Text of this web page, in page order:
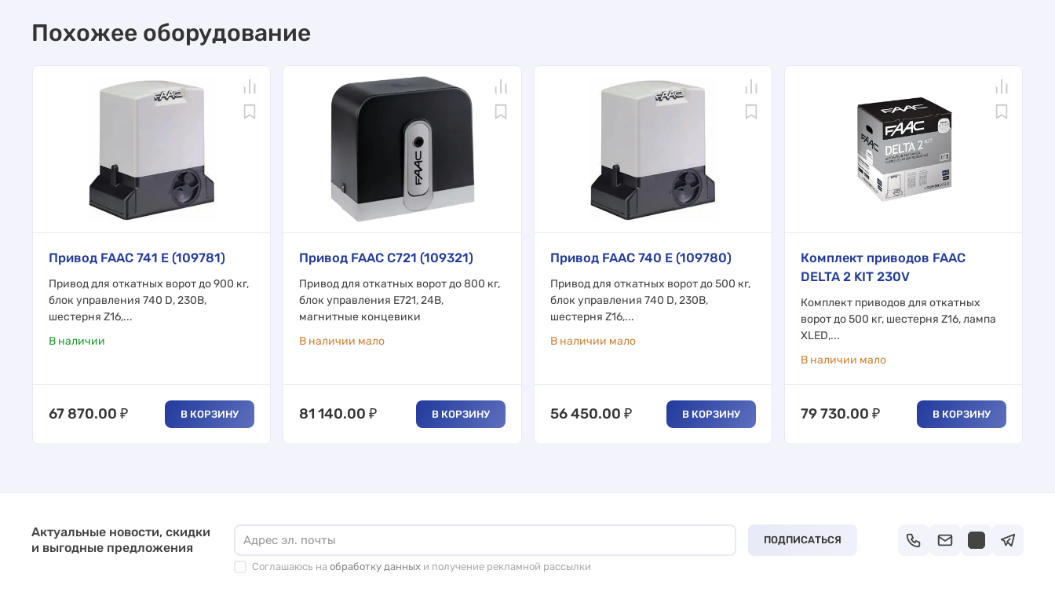
Похожее оборудование
Привод FAAC 741 Е (109781)
Привод для откатных ворот до 900 кг,
блок управления 740 D, 230В,
шестерня Z16,...
В наличии
67 870.00 ₽ В КОРЗИНУ
Привод FAAC C721 (109321)
Привод для откатных ворот до 800 кг,
блок управления Е721, 24В,
магнитные концевики
В наличии мало
81 140.00 ₽ В КОРЗИНУ
Привод FAAC 740 Е (109780)
Привод для откатных ворот до 500 кг,
блок управления 740 D, 230В,
шестерня Z16,...
В наличии мало
56 450.00 ₽ В КОРЗИНУ
Комплект приводов FAAC
DELTA 2 KIT 230V
Комплект приводов для откатных
ворот до 500 кг, шестерня Z16, лампа
XLED,...
В наличии мало
79 730.00 ₽ В КОРЗИНУ
Актуальные новости, скидки
и выгодные предложения
ПОДПИСАТЬСЯ
Соглашаюсь на обработку данных и получение рекламной рассылки